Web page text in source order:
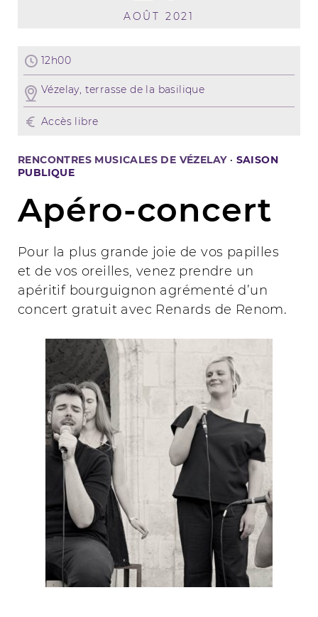
AOÛT 2021
12h00
Vézelay, terrasse de la basilique
Accès libre
RENCONTRES MUSICALES DE VÉZELAY· SAISON
PUBLIQUE
Apéro-concert
Pour la plus grande joie de vos papilles
et de vos oreilles, venez prendre un
apéritif bourguignon agrémenté d’un
concert gratuit avec Renards de Renom.